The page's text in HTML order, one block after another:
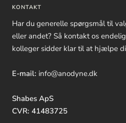
KONTAKT
Har du generelle spørgsmål til
eller andet? Så kontakt os
kolleger sidder klar til at hjælpe
E-mail: info@anodyne.dk
Shabes ApS
CVR: 41483725